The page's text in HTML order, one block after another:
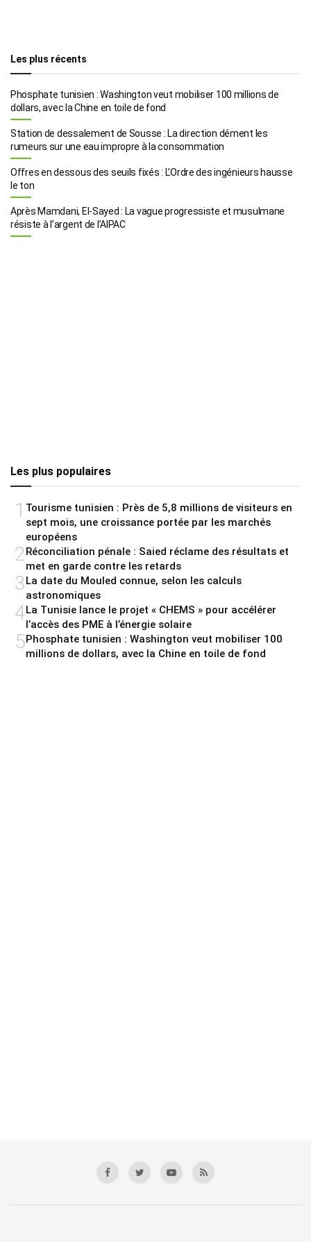
Les plus récents
Phosphate tunisien : Washington veut mobiliser 100 millions de
dollars, avec la Chine en toile de fond
Station de dessalement de Sousse : La direction dément les
rumeurs sur une eau impropre à la consommation
Offres en dessous des seuils fixés : L’Ordre des ingénieurs hausse
le ton
Après Mamdani, El-Sayed : La vague progressiste et musulmane
résiste à l’argent de l’AIPAC
Les plus populaires
1 Tourisme tunisien : Près de 5,8 millions de visiteurs en
sept mois, une croissance portée par les marchés
européens
2Réconciliation pénale : Saied réclame des résultats et
met en garde contre les retards
3La date du Mouled connue, selon les calculs
astronomiques
4La Tunisie lance le projet « CHEMS » pour accélérer
l’accès des PME à l’énergie solaire
5Phosphate tunisien : Washington veut mobiliser 100
millions de dollars, avec la Chine en toile de fond